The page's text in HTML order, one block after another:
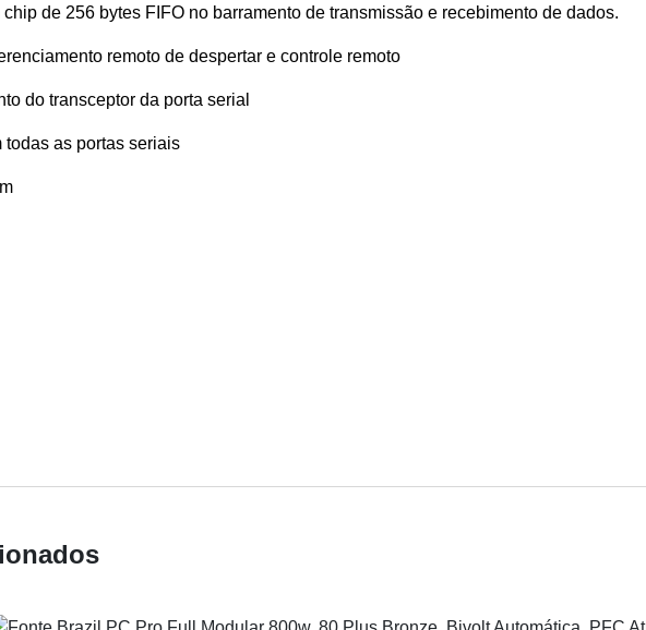
de 256 bytes FIFO no barramento de transmissão e recebimento de dados.
remoto de despertar e controle remoto
do transceptor da porta serial
todas as portas seriais